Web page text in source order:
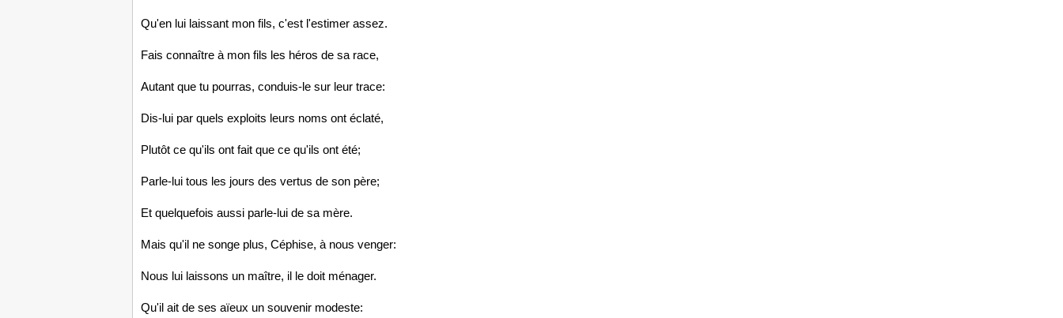
Qu'en lui laissant mon fils, c'est l'estimer assez.
Fais connaître à mon fils les héros de sa race,
Autant que tu pourras, conduis-le sur leur trace:
Dis-lui par quels exploits leurs noms ont éclaté,
Plutôt ce qu'ils ont fait que ce qu'ils ont été;
Parle-lui tous les jours des vertus de son père;
Et quelquefois aussi parle-lui de sa mère.
Mais qu'il ne songe plus, Céphise, à nous venger:
Nous lui laissons un maître, il le doit ménager.
Qu'il ait de ses aïeux un souvenir modeste: